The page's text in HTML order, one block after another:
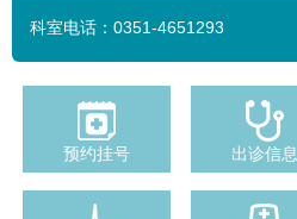
科室电话： 0351-4651293
预约挂号 出诊信息